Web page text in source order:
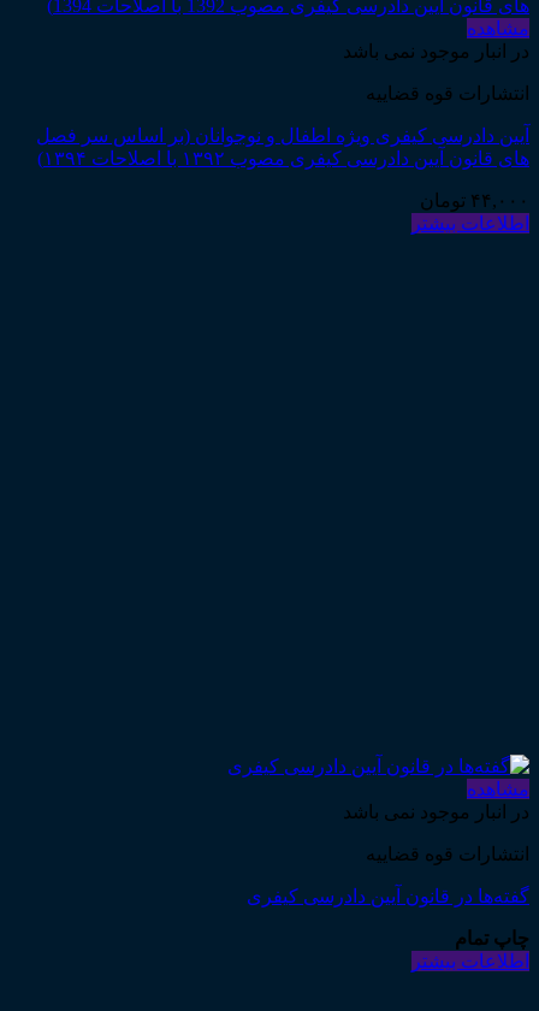
مشاهده
در انبار موجود نمی باشد
انتشارات قوه قضاییه
آیین دادرسی کیفری ویژه اطفال و نوجوانان (بر اساس سر فصل
های قانون آیین دادرسی کیفری مصوب ۱۳۹۲ با اصلاحات ۱۳۹۴)
۴۴,۰۰۰ تومان
اطلاعات بیشتر
مشاهده
در انبار موجود نمی باشد
انتشارات قوه قضاییه
گفته‌ها در قانون آیین دادرسی کیفری
چاپ تمام
اطلاعات بیشتر